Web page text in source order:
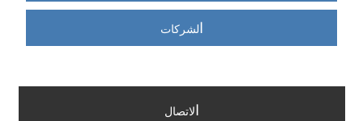
لشركات
لاتصال